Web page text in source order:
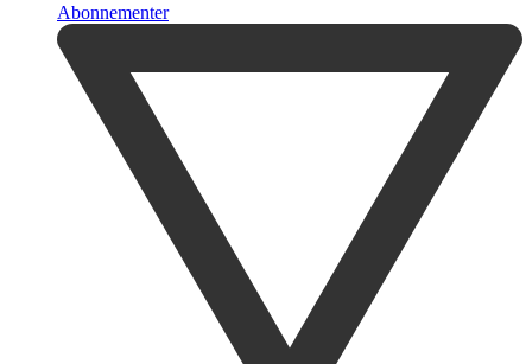
Abonnementer